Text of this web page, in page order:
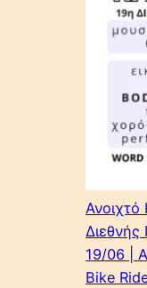
19/06 |
Bike